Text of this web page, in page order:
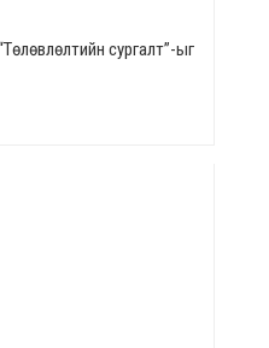
сургалт”-ыг